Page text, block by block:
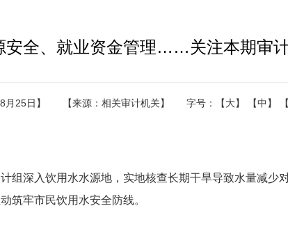
安全、就业资金管理……关注本期审
月25日】 【来源：相关审计机关】 字号： 【大】 【中】
组深入饮用水水源地，实地核查长期干旱导致水量减少
筑牢市民饮用水安全防线。